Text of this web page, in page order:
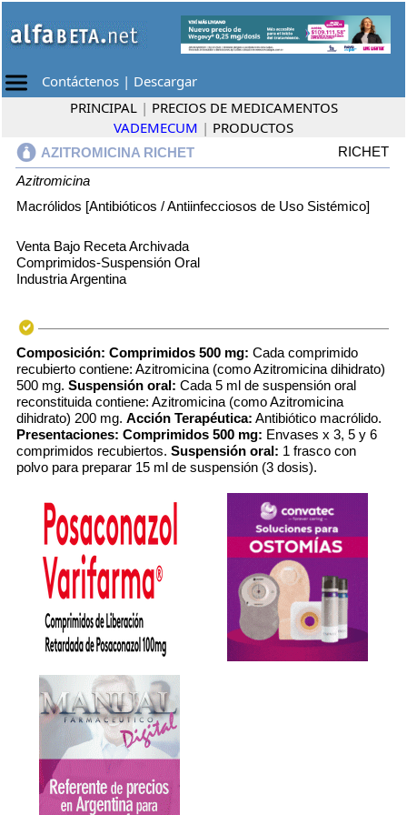
Contáctenos | Descargar
PRINCIPAL | PRECIOS DE MEDICAMENTOS
VADEMECUM | PRODUCTOS
AZITROMICINA RICHET
RICHET
Azitromicina
Macrólidos [Antibióticos / Antiinfecciosos de Uso Sistémico]
Venta Bajo Receta Archivada
Comprimidos-Suspensión Oral
Industria Argentina
Composición: Comprimidos 500 mg: Cada comprimido
recubierto contiene: Azitromicina (como Azitromicina dihidrato)
500 mg. Suspensión oral: Cada 5 ml de suspensión oral
reconstituida contiene: Azitromicina (como Azitromicina
dihidrato) 200 mg. Acción Terapéutica: Antibiótico macrólido.
Presentaciones: Comprimidos 500 mg: Envases x 3, 5 y 6
comprimidos recubiertos. Suspensión oral: 1 frasco con
polvo para preparar 15 ml de suspensión (3 dosis).